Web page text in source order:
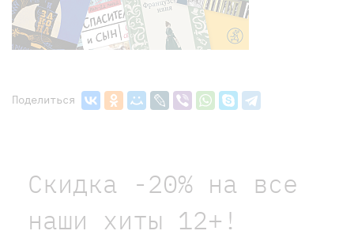
Поделиться
Скидка -20% на все
наши хиты 12+!